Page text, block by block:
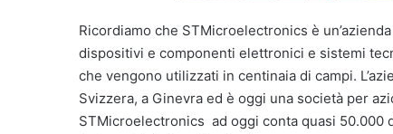
Ricordiamo che STMicroelectronics è
dispositivi e componenti elettronici e sistemi
che vengono utilizzati in centinaia di campi.
Svizzera, a Ginevra ed è oggi una società per
STMicroelectronics ad oggi conta quasi 50.000